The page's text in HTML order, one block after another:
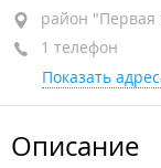
район "Первая
1 телефон
Показать
Описание